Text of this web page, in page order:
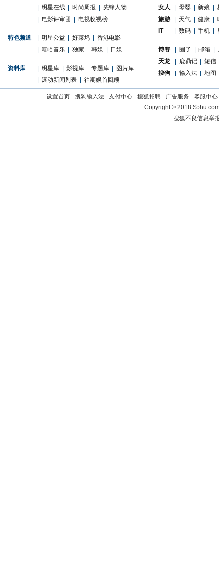
明星在线 时尚周报
先锋人物
电影评审团 电视收视榜
特色频道 明星公益 好莱坞
香港电影
嘻哈音乐 独家 韩娱 日娱
资料库 明星库 影视库 专题库
图片库
滚动新闻列表 往期娱首回顾
女人 母婴 新娘
旅游
天气 健康
IT
数码 手机
博客 圈子 邮箱
天龙
鹿鼎记
短信
搜狗
输入法 地图
设置首页 - 搜狗输入法 - 支付中心 - 搜狐招聘 - 广告服务 - 客服中心
Copyright©2018
搜狐不良信息举